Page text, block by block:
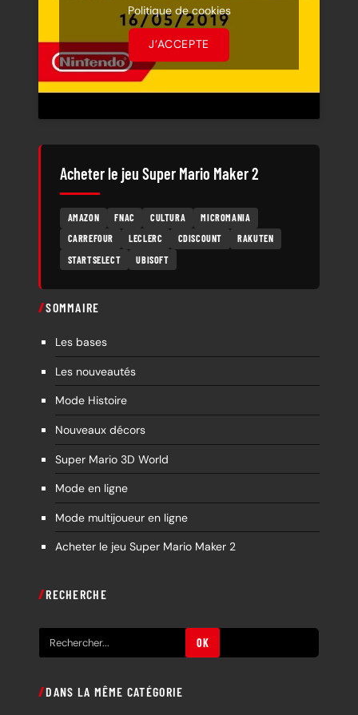
Politique de cookies
J’ACCEPTE
Acheter le jeu Super Mario Maker 2
AMAZON FNAC CULTURA
MICROMANIA
CARREFOUR
LECLERC CDISCOUNT
RAKUTEN
STARTSELECT
UBISOFT
SOMMAIRE
Les bases
Les nouveautés
Mode Histoire
Nouveaux décors
Super Mario 3D World
Mode en ligne
Mode multijoueur en ligne
Acheter le jeu Super Mario Maker 2
RECHERCHE
e
h
OK
DANS LA MÊME CATÉGORIE